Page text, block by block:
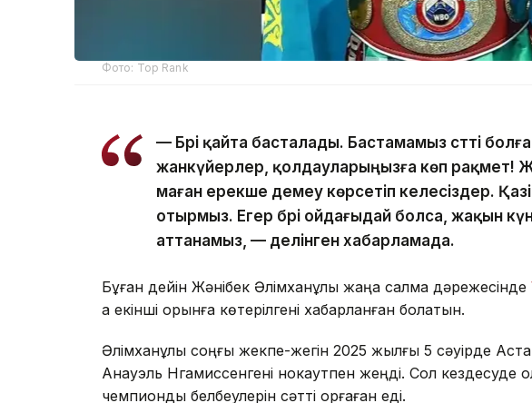
Фото: Top Rank
— Бәрі қайта басталады. Бастамамыз сәтті
жанкүйерлер, қолдауларыңызға көп рақмет!
маған ерекше демеу көрсетіп келесіздер.
отырмыз. Егер бәрі ойдағыдай болса, жақын
аттанамыз, — делінген хабарламада.
Бұған дейін Жәнібек Әлімханұлы жаңа салмақ дәрежесінде
ақ екінші орынға көтерілгені хабарланған болатын.
Әлімханұлы соңғы жекпе-жегін 2025 жылғы 5 сәуірде
Анауэль Нгамиссенгені нокаутпен жеңді. Сол кездесуде
чемпиондық белбеулерін сәтті қорғаған еді.